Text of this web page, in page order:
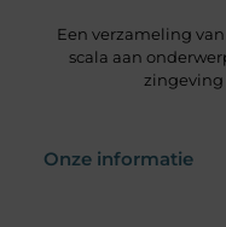
Een verzameling
scala aan
zingeving
Onze informatie